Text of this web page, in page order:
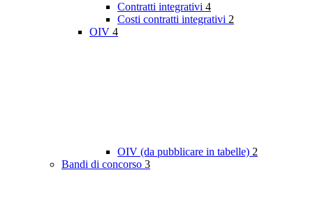
Contratti integrativi 4
Costi contratti integrativi 2
OIV 4
OIV (da pubblicare in tabelle) 2
Bandi di concorso 3